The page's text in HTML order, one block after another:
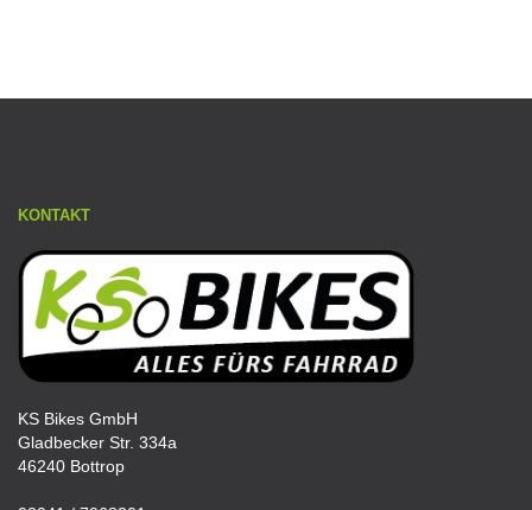
KONTAKT
KS Bikes GmbH
Gladbecker Str. 334a
46240 Bottrop